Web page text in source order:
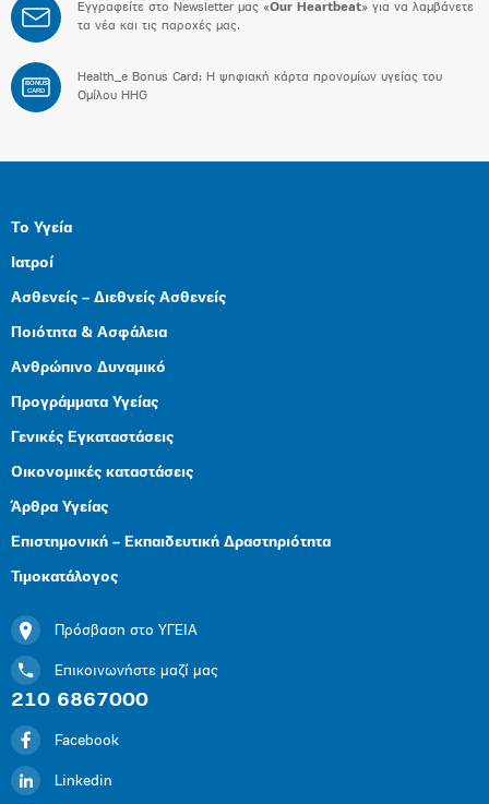
Εγγραφείτε στο Newsletter μας «Our Heartbeat» για να λαμβάνετε
τα νέα και τις παροχές μας.
BONUS
CARD
Health_e Bonus Card: H ψηφιακή κάρτα προνομίων υγείας του
Ομίλου HHG
Το Υγεία
Ιατροί
Ασθενείς – Διεθνείς Ασθενείς
Ποιότητα & Ασφάλεια
Ανθρώπινο Δυναμικό
Προγράμματα Υγείας
Γενικές Εγκαταστάσεις
Οικονομικές καταστάσεις
Άρθρα Υγείας
Επιστημονική – Εκπαιδευτική Δραστηριότητα
Τιμοκατάλογος
Πρόσβαση στο ΥΓΕΙΑ
Επικοινωνήστε μαζί μας
210 6867000
Facebook
Linkedin